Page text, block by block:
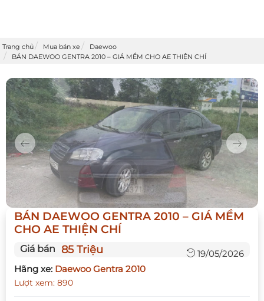
Trang chủ Mua bán xe
Daewoo
BÁN DAEWOO GENTRA 2010 – GIÁ MỀM CHO AE THIỆN CHÍ
Previous Next
BÁN DAEWOO GENTRA 2010 – GIÁ MỀM
CHO AE THIỆN CHÍ
19/05/2026
Giá bán 85 Triệu
Hãng xe: Daewoo Gentra 2010
Lượt xem: 890